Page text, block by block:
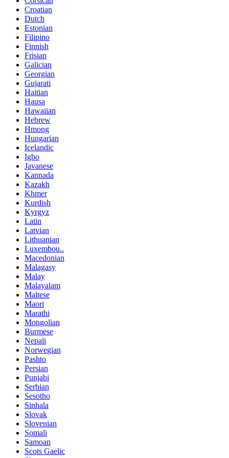
Croatian
Dutch
Estonian
Filipino
Finnish
Frisian
Galician
Georgian
Gujarati
Haitian
Hausa
Hawaiian
Hebrew
Hmong
Hungarian
Icelandic
Igbo
Javanese
Kannada
Kazakh
Khmer
Kurdish
Kyrgyz
Latin
Latvian
Lithuanian
Luxembou..
Macedonian
Malagasy
Malay
Malayalam
Maltese
Maori
Marathi
Mongolian
Burmese
Nepali
Norwegian
Pashto
Persian
Punjabi
Serbian
Sesotho
Sinhala
Slovak
Slovenian
Somali
Samoan
Scots Gaelic